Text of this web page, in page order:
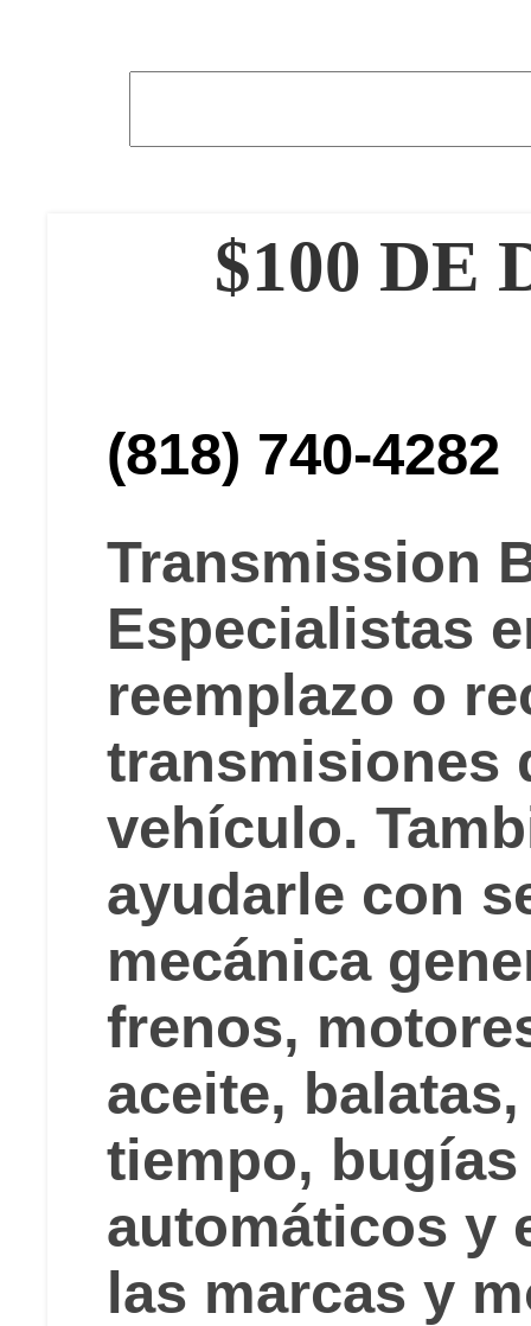
$100 DE
(818) 740-4282
Transmission
Especialistas
reemplazo o
transmisiones
vehículo.
ayudarle con
mecánica
frenos,
aceite,
tiempo,
automáticos y
las marcas y